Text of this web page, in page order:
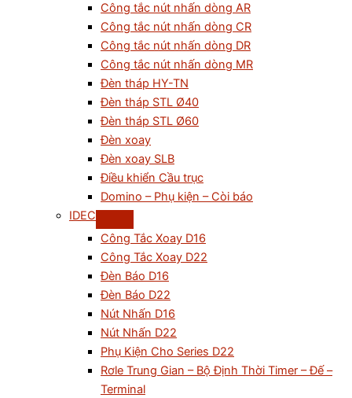
Công tắc nút nhấn dòng AR
Công tắc nút nhấn dòng CR
Công tắc nút nhấn dòng DR
Công tắc nút nhấn dòng MR
Đèn tháp HY-TN
Đèn tháp STL Ø40
Đèn tháp STL Ø60
Đèn xoay
Đèn xoay SLB
Điều khiển Cầu trục
Domino – Phụ kiện – Còi báo
IDEC
Công Tắc Xoay D16
Công Tắc Xoay D22
Đèn Báo D16
Đèn Báo D22
Nút Nhấn D16
Nút Nhấn D22
Phụ Kiện Cho Series D22
Rơle Trung Gian – Bộ Định Thời Timer – Đế –
Terminal